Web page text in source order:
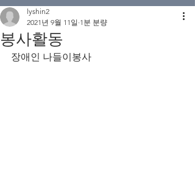
봉사활동
lyshin2
2021년 9월 11일 1분 분량
장애인 나들이봉사